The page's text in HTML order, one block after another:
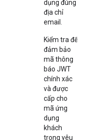
dụng đúng
địa chỉ
email.
Kiểm tra để
đảm bảo
mã thông
báo JWT
chính xác
và được
cấp cho
mã ứng
dụng
khách
trong yêu